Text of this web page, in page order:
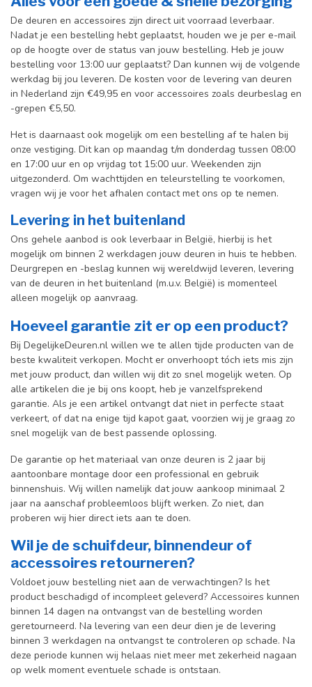
De deuren en accessoires zijn direct uit voorraad leverbaar.
Nadat je een bestelling hebt geplaatst, houden we je per e-mail
op de hoogte over de status van jouw bestelling. Heb je jouw
bestelling voor 13:00 uur geplaatst? Dan kunnen wij de volgende
werkdag bij jou leveren. De kosten voor de levering van deuren
in Nederland zijn €49,95 en voor accessoires zoals deurbeslag en
-grepen €5,50.
Het is daarnaast ook mogelijk om een bestelling af te halen bij
onze vestiging. Dit kan op maandag t/m donderdag tussen 08:00
en 17:00 uur en op vrijdag tot 15:00 uur. Weekenden zijn
uitgezonderd. Om wachttijden en teleurstelling te voorkomen,
vragen wij je voor het afhalen contact met ons op te nemen.
Levering in het buitenland
Ons gehele aanbod is ook leverbaar in België, hierbij is het
mogelijk om binnen 2 werkdagen jouw deuren in huis te hebben.
Deurgrepen en -beslag kunnen wij wereldwijd leveren, levering
van de deuren in het buitenland (m.u.v. België) is momenteel
alleen mogelijk op aanvraag.
Hoeveel garantie zit er op een product?
Bij DegelijkeDeuren.nl willen we te allen tijde producten van de
beste kwaliteit verkopen. Mocht er onverhoopt tóch iets mis zijn
met jouw product, dan willen wij dit zo snel mogelijk weten. Op
alle artikelen die je bij ons koopt, heb je vanzelfsprekend
garantie. Als je een artikel ontvangt dat niet in perfecte staat
verkeert, of dat na enige tijd kapot gaat, voorzien wij je graag zo
snel mogelijk van de best passende oplossing.
De garantie op het materiaal van onze deuren is 2 jaar bij
aantoonbare montage door een professional en gebruik
binnenshuis. Wij willen namelijk dat jouw aankoop minimaal 2
jaar na aanschaf probleemloos blijft werken. Zo niet, dan
proberen wij hier direct iets aan te doen.
Wil je de schuifdeur, binnendeur of
accessoires retourneren?
Voldoet jouw bestelling niet aan de verwachtingen? Is het
product beschadigd of incompleet geleverd? Accessoires kunnen
binnen 14 dagen na ontvangst van de bestelling worden
geretourneerd. Na levering van een deur dien je de levering
binnen 3 werkdagen na ontvangst te controleren op schade. Na
deze periode kunnen wij helaas niet meer met zekerheid nagaan
op welk moment eventuele schade is ontstaan.